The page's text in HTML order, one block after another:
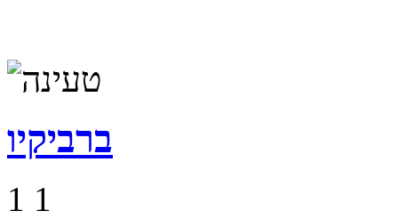
ברביקיו
1 1